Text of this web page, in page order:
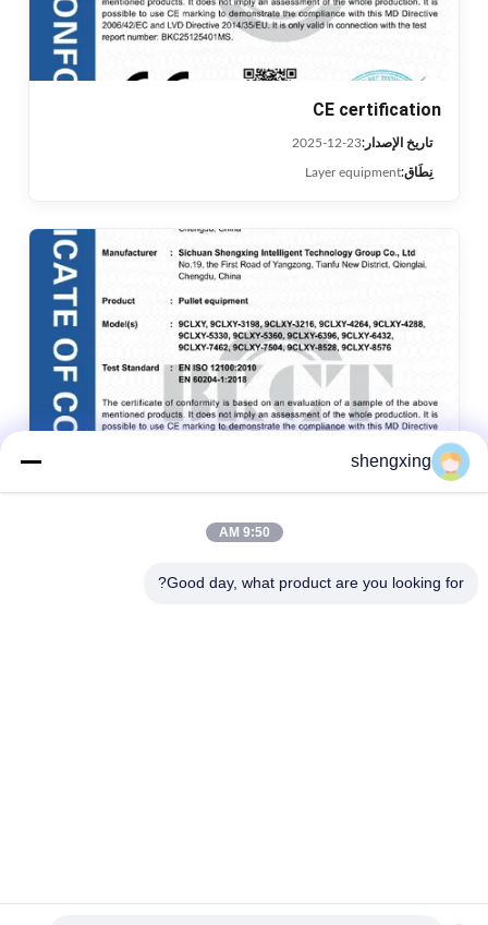
CE certification
تاريخ الإصدار:2025-12-23
نِطَاق:Layer equipment
Pullet equipment
shengxing
9:50 AM
Good day, what product are you looking for?